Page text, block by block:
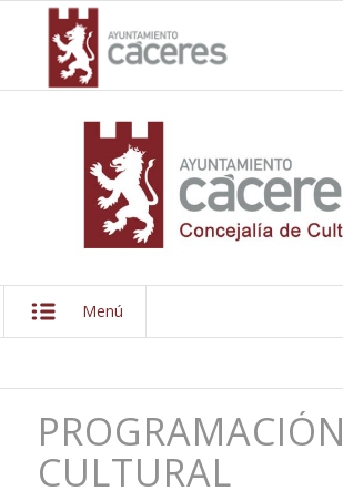
Menú
PROGRAMACIÓN
CULTURAL